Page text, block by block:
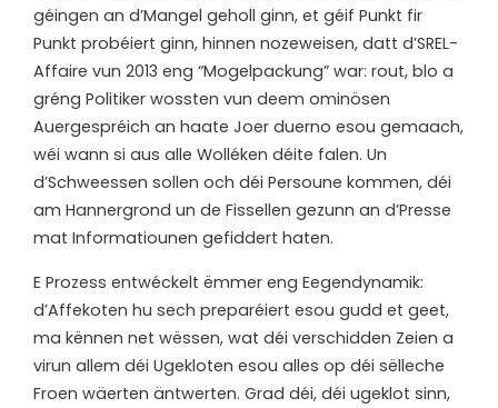
géingen an d’Mangel geholl ginn, et géif Punkt fir
Punkt probéiert ginn, hinnen nozeweisen, datt d’SREL-
Affaire vun 2013 eng “Mogelpackung” war: rout, blo a
gréng Politiker wossten vun deem ominösen
Auergespréich an haate Joer duerno esou gemaach,
wéi wann si aus alle Wolléken déite falen. Un
d’Schweessen sollen och déi Persoune kommen, déi
am Hannergrond un de Fissellen gezunn an d’Presse
mat Informatiounen gefiddert haten.
E Prozess entwéckelt ëmmer eng Eegendynamik:
d’Affekoten hu sech preparéiert esou gudd et geet,
ma kënnen net wëssen, wat déi verschidden Zeien a
virun allem déi Ugekloten esou alles op déi sëlleche
Froen wäerten äntwerten. Grad déi, déi ugeklot sinn,